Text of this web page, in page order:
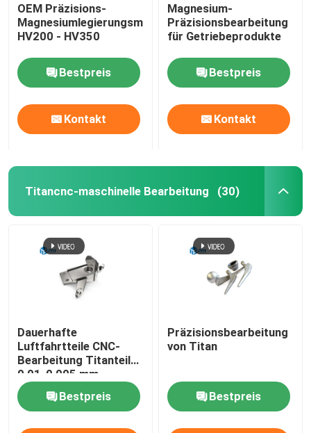
OEM Präzisions-
Magnesiumlegierungsmaschinenfabrik
HV200 - HV350
Bestpreis
Kontakt
Magnesium-
Präzisionsbearbeitung
für Getriebeprodukte
Bestpreis
Kontakt
Titancnc-maschinelle Bearbeitung (30)
Dauerhafte
Luftfahrtteile CNC-
Bearbeitung Titanteile
0,01-0,005 mm
Toleranz
Bestpreis
Präzisionsbearbeitung
von Titan
Bestpreis